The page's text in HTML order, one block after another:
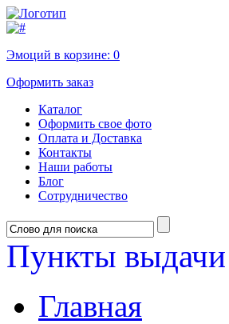
Эмоций в корзине: 0
Оформить заказ
Каталог
Оформить свое фото
Оплата и Доставка
Контакты
Наши работы
Блог
Сотрудничество
Пункты выдачи
Главная